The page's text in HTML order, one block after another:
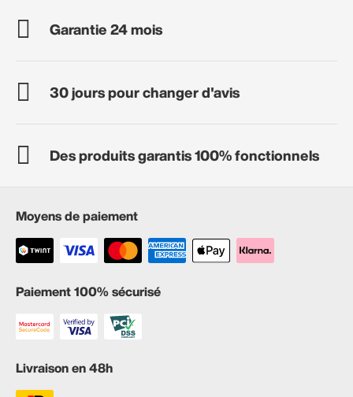
Garantie 24 mois
30 jours pour changer d'avis
Des produits garantis 100% fonctionnels
Moyens de paiement
Paiement 100% sécurisé
Livraison en 48h